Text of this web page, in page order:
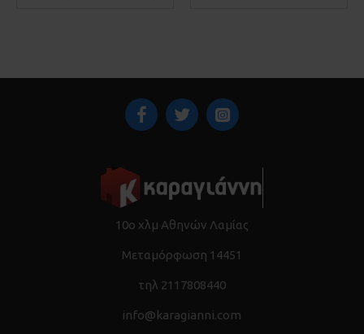
10ο χλμ Αθηνών Λαμίας
Μεταμόρφωση 14451
τηλ 2117808440
info@karagianni.com